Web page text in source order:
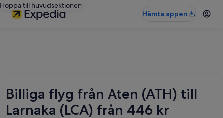
Hoppa till huvudsektionen
Hämta appen
Billiga flyg från Aten (ATH) till
Larnaka (LCA) från 446 kr